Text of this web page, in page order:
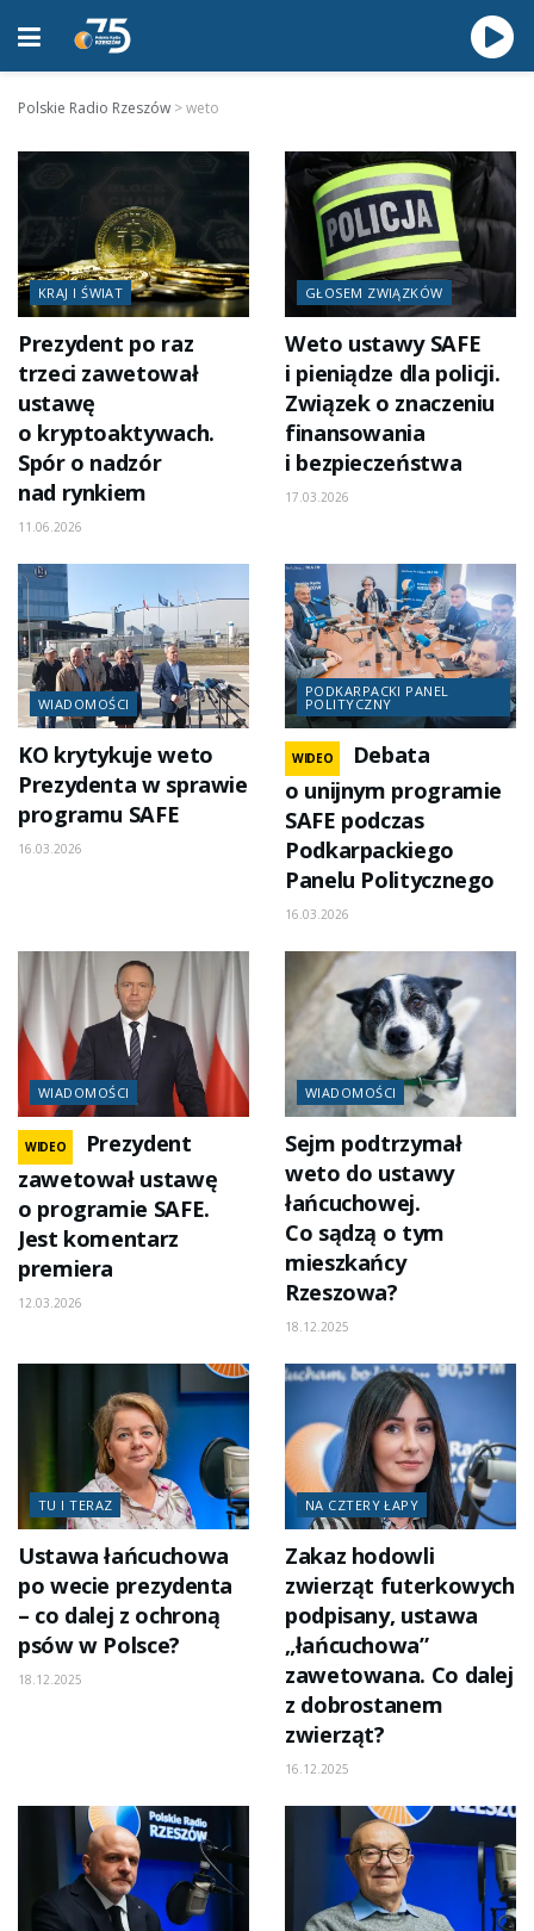
Polskie Radio Rzeszów >weto
KRAJ I ŚWIAT
Prezydent po raz
trzeci zawetował
ustawę
o kryptoaktywach.
Spór o nadzór
nad rynkiem
11.06.2026
GŁOSEM ZWIĄZKÓW
Weto ustawy SAFE
i pieniądze dla policji.
Związek o znaczeniu
finansowania
i bezpieczeństwa
17.03.2026
WIADOMOŚCI
KO krytykuje weto
Prezydenta w sprawie
programu SAFE
16.03.2026
PODKARPACKI PANEL
POLITYCZNY
WIDEO
Debata
o unijnym programie
SAFE podczas
Podkarpackiego
Panelu Politycznego
16.03.2026
WIADOMOŚCI
WIDEO
Prezydent
zawetował ustawę
o programie SAFE.
Jest komentarz
premiera
12.03.2026
WIADOMOŚCI
Sejm podtrzymał
weto do ustawy
łańcuchowej.
Co sądzą o tym
mieszkańcy
Rzeszowa?
18.12.2025
TU I TERAZ
Ustawa łańcuchowa
po wecie prezydenta
– co dalej z ochroną
psów w Polsce?
18.12.2025
NA CZTERY ŁAPY
Zakaz hodowli
zwierząt futerkowych
podpisany, ustawa
„łańcuchowa”
zawetowana. Co dalej
z dobrostanem
zwierząt?
16.12.2025